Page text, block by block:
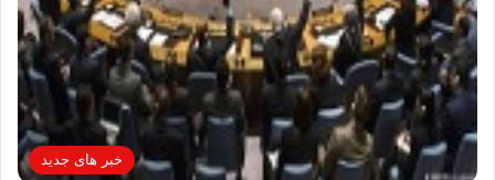
خبر های جدید